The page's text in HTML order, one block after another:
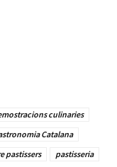
culinaries
Catalana
pastissers
pastisseria